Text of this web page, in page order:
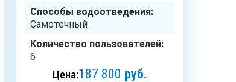
Способы водоотведения:
Самотечный
Количество пользователей:
6
Цена:187 800 руб.